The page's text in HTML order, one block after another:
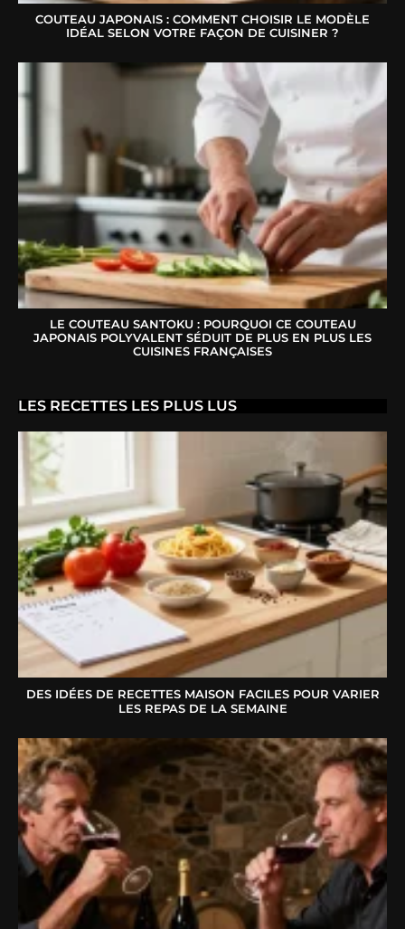
COUTEAU JAPONAIS : COMMENT CHOISIR LE MODÈLE
IDÉAL SELON VOTRE FAÇON DE CUISINER ?
LE COUTEAU SANTOKU : POURQUOI CE COUTEAU
JAPONAIS POLYVALENT SÉDUIT DE PLUS EN PLUS LES
CUISINES FRANÇAISES
LES RECETTES LES PLUS LUS
DES IDÉES DE RECETTES MAISON FACILES POUR VARIER
LES REPAS DE LA SEMAINE